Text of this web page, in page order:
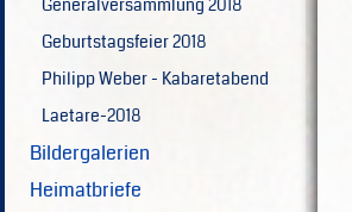
Generalversammlung 2018
Geburtstagsfeier 2018
Philipp Weber - Kabaretabend
Laetare-2018
Bildergalerien
Heimatbriefe